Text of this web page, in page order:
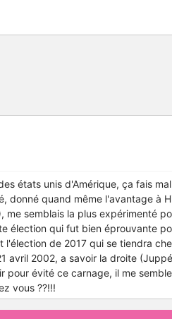
états unis d'Amérique, ça fais
donné quand même l'avantage à
semblais la plus expérimenté
élection qui fut bien éprouvante
de 2017 qui se tiendra
avril 2002, a savoir la droite
évité ce carnage, il me
vous ??!!!